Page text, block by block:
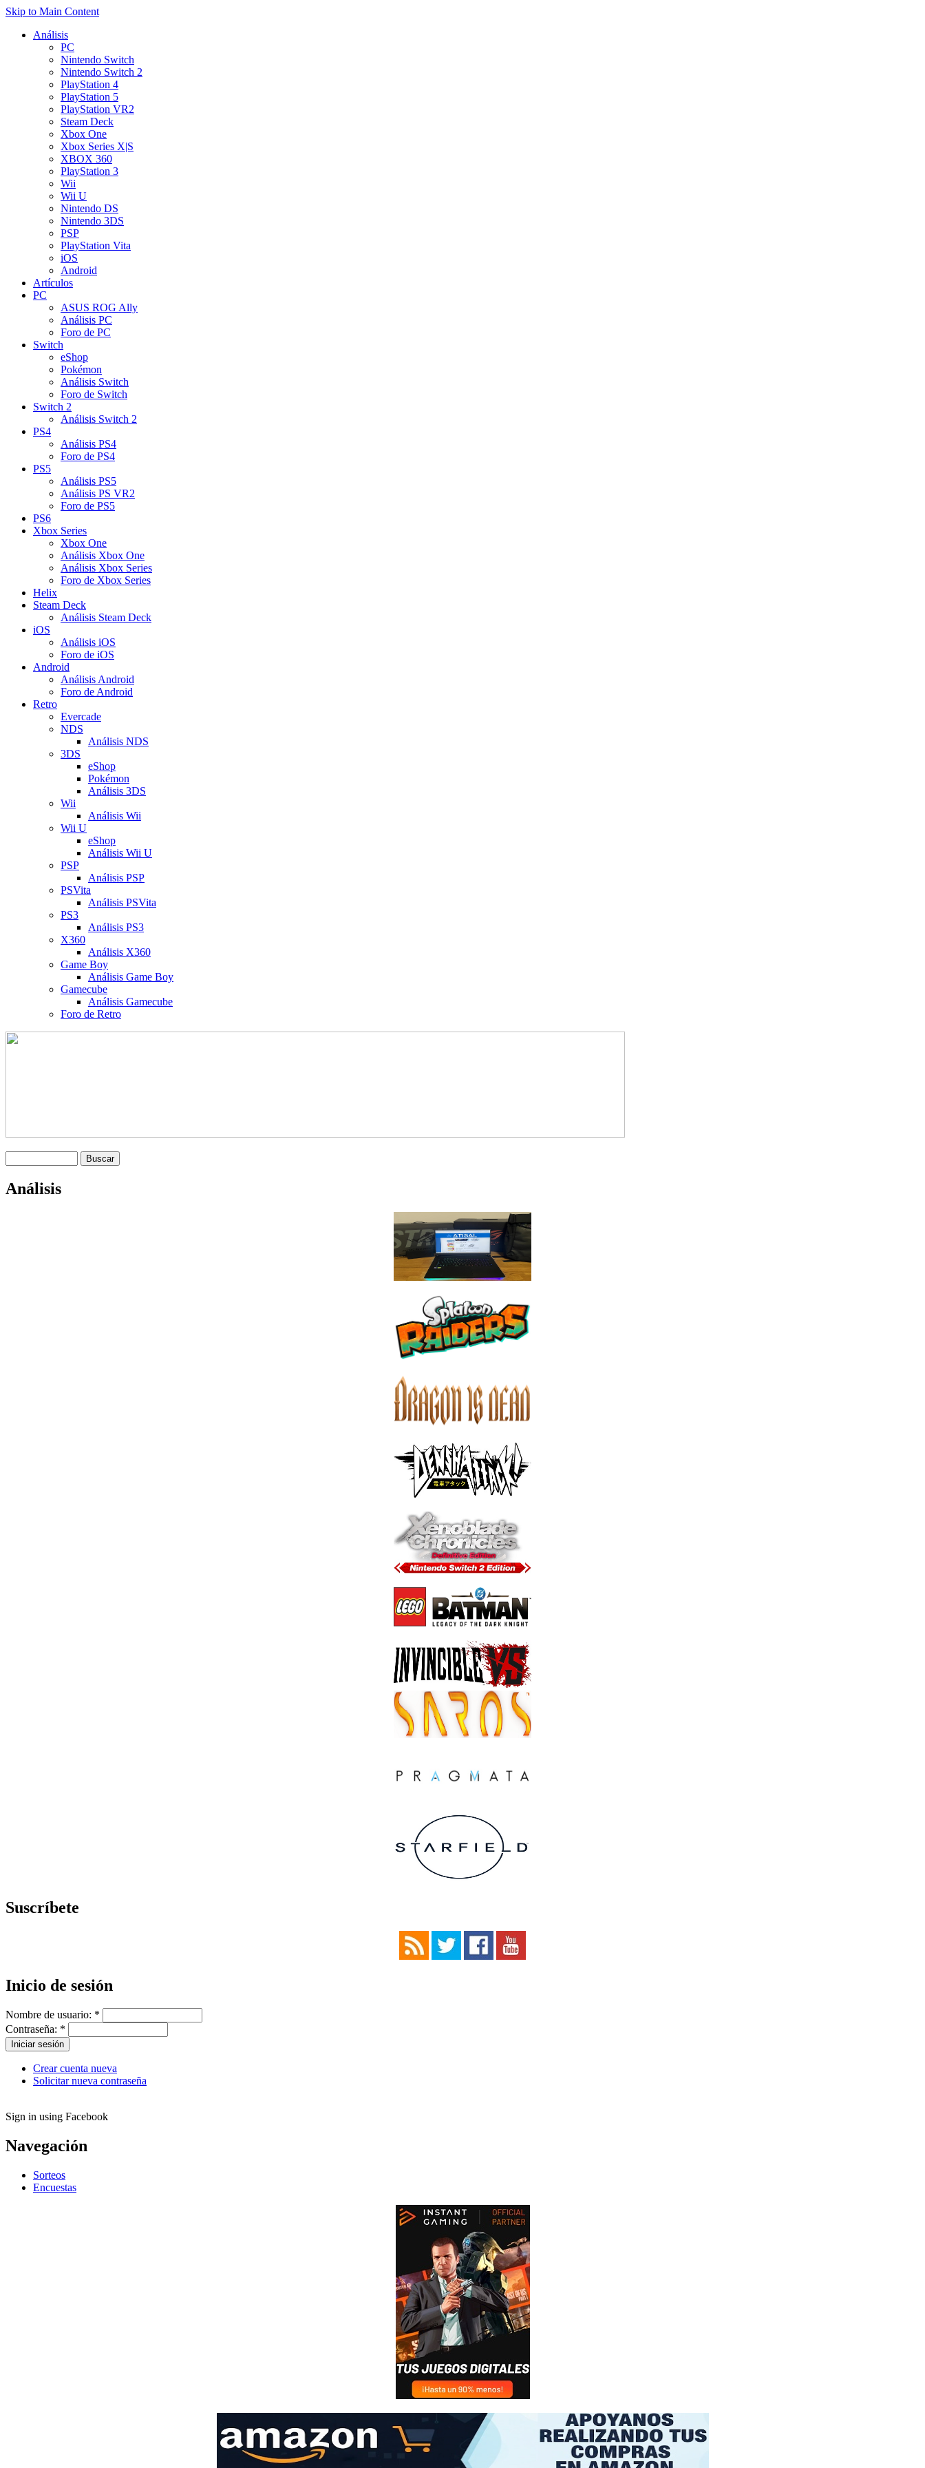
Skip to Main Content
Análisis
PC
Nintendo Switch
Nintendo Switch 2
PlayStation 4
PlayStation 5
PlayStation VR2
Steam Deck
Xbox One
Xbox Series X|S
XBOX 360
PlayStation 3
Wii
Wii U
Nintendo DS
Nintendo 3DS
PSP
PlayStation Vita
iOS
Android
Artículos
PC
ASUS ROG Ally
Análisis PC
Foro de PC
Switch
eShop
Pokémon
Análisis Switch
Foro de Switch
Switch 2
Análisis Switch 2
PS4
Análisis PS4
Foro de PS4
PS5
Análisis PS5
Análisis PS VR2
Foro de PS5
PS6
Xbox Series
Xbox One
Análisis Xbox One
Análisis Xbox Series
Foro de Xbox Series
Helix
Steam Deck
Análisis Steam Deck
iOS
Análisis iOS
Foro de iOS
Android
Análisis Android
Foro de Android
Retro
Evercade
NDS
Análisis NDS
3DS
eShop
Pokémon
Análisis 3DS
Wii
Análisis Wii
Wii U
eShop
Análisis Wii U
PSP
Análisis PSP
PSVita
Análisis PSVita
PS3
Análisis PS3
X360
Análisis X360
Game Boy
Análisis Game Boy
Gamecube
Análisis Gamecube
Foro de Retro
Análisis
Suscríbete
Inicio de sesión
Nombre de usuario: *
Contraseña: *
Crear cuenta nueva
Solicitar nueva contraseña
Sign in using Facebook
Navegación
Sorteos
Encuestas